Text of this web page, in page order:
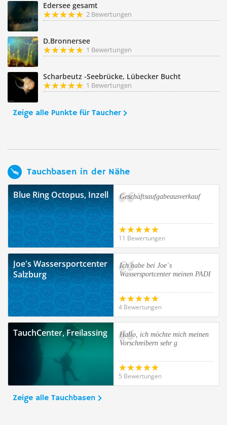
Edersee gesamt
2 Bewertungen
D.Bronnersee
1 Bewertungen
Scharbeutz -Seebrücke, Lübecker Bucht
1 Bewertungen
Zeige alle Punkte für Taucher
Tauchbasen in der Nähe
Blue Ring Octopus, Inzell Geschäftsaufgabeausverkauf
11 Bewertungen
Joe's Wassersportcenter
Salzburg
Ich habe bei Joe´s
Wassersportcenter meinen PADI
4 Bewertungen
TauchCenter, Freilassing
Hallo, ich möchte mich meinen
Vorschreibern sehr g
5 Bewertungen
Zeige alle Tauchbasen